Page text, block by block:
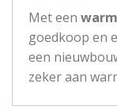
Met een
goedkoop en
een
zeker aan